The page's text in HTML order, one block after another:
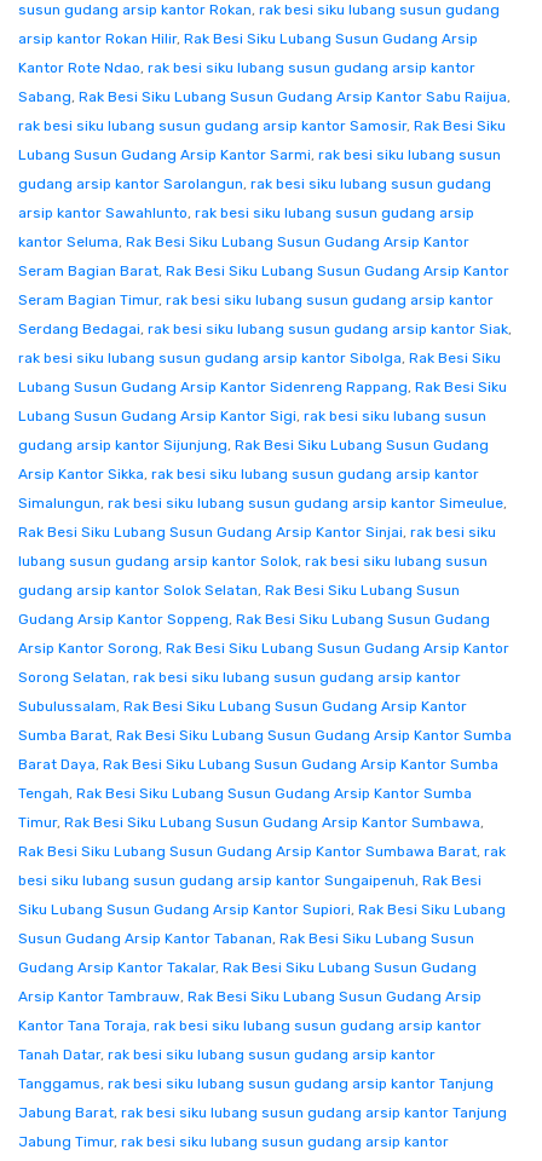
susun gudang arsip kantor Rokan, rak besi siku lubang susun gudang
arsip kantor Rokan Hilir, Rak Besi Siku Lubang Susun Gudang Arsip
Kantor Rote Ndao, rak besi siku lubang susun gudang arsip kantor
Sabang, Rak Besi Siku Lubang Susun Gudang Arsip Kantor Sabu Raijua,
rak besi siku lubang susun gudang arsip kantor Samosir, Rak Besi Siku
Lubang Susun Gudang Arsip Kantor Sarmi, rak besi siku lubang susun
gudang arsip kantor Sarolangun, rak besi siku lubang susun gudang
arsip kantor Sawahlunto, rak besi siku lubang susun gudang arsip
kantor Seluma, Rak Besi Siku Lubang Susun Gudang Arsip Kantor
Seram Bagian Barat, Rak Besi Siku Lubang Susun Gudang Arsip Kantor
Seram Bagian Timur, rak besi siku lubang susun gudang arsip kantor
Serdang Bedagai, rak besi siku lubang susun gudang arsip kantor Siak,
rak besi siku lubang susun gudang arsip kantor Sibolga, Rak Besi Siku
Lubang Susun Gudang Arsip Kantor Sidenreng Rappang, Rak Besi Siku
Lubang Susun Gudang Arsip Kantor Sigi, rak besi siku lubang susun
gudang arsip kantor Sijunjung, Rak Besi Siku Lubang Susun Gudang
Arsip Kantor Sikka, rak besi siku lubang susun gudang arsip kantor
Simalungun, rak besi siku lubang susun gudang arsip kantor Simeulue,
Rak Besi Siku Lubang Susun Gudang Arsip Kantor Sinjai, rak besi siku
lubang susun gudang arsip kantor Solok, rak besi siku lubang susun
gudang arsip kantor Solok Selatan, Rak Besi Siku Lubang Susun
Gudang Arsip Kantor Soppeng, Rak Besi Siku Lubang Susun Gudang
Arsip Kantor Sorong, Rak Besi Siku Lubang Susun Gudang Arsip Kantor
Sorong Selatan, rak besi siku lubang susun gudang arsip kantor
Subulussalam, Rak Besi Siku Lubang Susun Gudang Arsip Kantor
Sumba Barat, Rak Besi Siku Lubang Susun Gudang Arsip Kantor Sumba
Barat Daya, Rak Besi Siku Lubang Susun Gudang Arsip Kantor Sumba
Tengah, Rak Besi Siku Lubang Susun Gudang Arsip Kantor Sumba
Timur, Rak Besi Siku Lubang Susun Gudang Arsip Kantor Sumbawa,
Rak Besi Siku Lubang Susun Gudang Arsip Kantor Sumbawa Barat, rak
besi siku lubang susun gudang arsip kantor Sungaipenuh, Rak Besi
Siku Lubang Susun Gudang Arsip Kantor Supiori, Rak Besi Siku Lubang
Susun Gudang Arsip Kantor Tabanan, Rak Besi Siku Lubang Susun
Gudang Arsip Kantor Takalar, Rak Besi Siku Lubang Susun Gudang
Arsip Kantor Tambrauw, Rak Besi Siku Lubang Susun Gudang Arsip
Kantor Tana Toraja, rak besi siku lubang susun gudang arsip kantor
Tanah Datar, rak besi siku lubang susun gudang arsip kantor
Tanggamus, rak besi siku lubang susun gudang arsip kantor Tanjung
Jabung Barat, rak besi siku lubang susun gudang arsip kantor Tanjung
Jabung Timur, rak besi siku lubang susun gudang arsip kantor